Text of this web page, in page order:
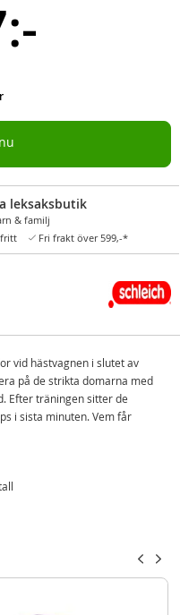
leksaksbutik
& familj
Fri frakt över 599,-*
vid hästvagnen i slutet av
på de strikta domarna med
Efter träningen sitter de
i sista minuten. Vem får
utfällbara vardagsrum, rörliga
kuddar av verkligt tyg
och kan kombineras med en